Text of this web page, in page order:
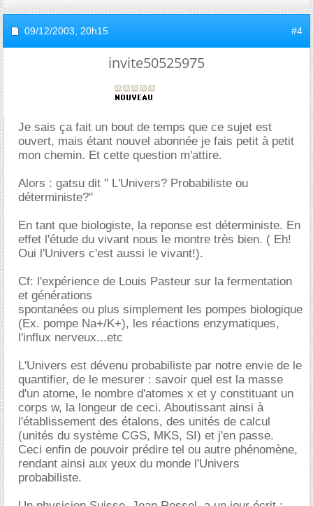
09/12/2003, 20h15 #4
invite50525975
Je sais ça fait un bout de temps que ce sujet est
ouvert, mais étant nouvel abonnée je fais petit à petit
mon chemin. Et cette question m'attire.
Alors : gatsu dit " L'Univers? Probabiliste ou
déterministe?"
En tant que biologiste, la reponse est déterministe. En
effet l'étude du vivant nous le montre très bien. ( Eh!
Oui l'Univers c'est aussi le vivant!).
Cf: l'expérience de Louis Pasteur sur la fermentation
et générations
spontanées ou plus simplement les pompes biologique
(Ex. pompe Na+/K+), les réactions enzymatiques,
l'influx nerveux...etc
L'Univers est dévenu probabiliste par notre envie de le
quantifier, de le mesurer : savoir quel est la masse
d'un atome, le nombre d'atomes x et y constituant un
corps w, la longeur de ceci. Aboutissant ainsi à
l'établissement des étalons, des unités de calcul
(unités du système CGS, MKS, SI) et j'en passe.
Ceci enfin de pouvoir prédire tel ou autre phénomène,
rendant ainsi aux yeux du monde l'Univers
probabiliste.